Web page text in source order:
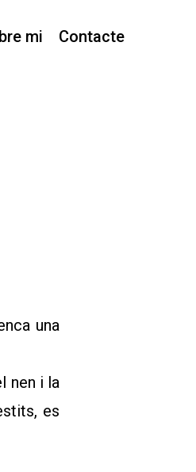
mi Contacte
una
nen i la
es